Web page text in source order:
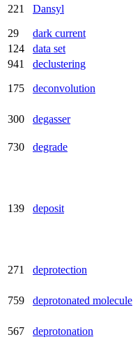
221 Dansyl
29 dark current
124
data set
941
declustering
175 deconvolution
300 degasser
730
degrade
139 deposit
271 deprotection
759 deprotonated molecule
567 deprotonation